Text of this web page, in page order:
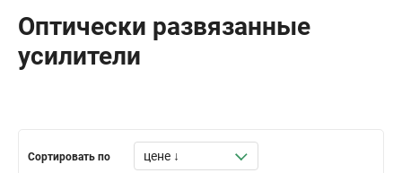
Оптически развязанные
усилители
Сортировать по